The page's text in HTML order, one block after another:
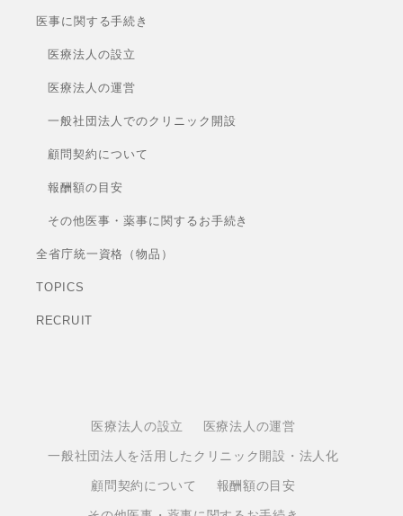
医事に関する手続き
医療法人の設立
医療法人の運営
一般社団法人でのクリニック開設
顧問契約について
報酬額の目安
その他医事・薬事に関するお手続き
全省庁統一資格（物品）
TOPICS
RECRUIT
医療法人の設立 医療法人の運営
一般社団法人を活用したクリニック開設・法人化
顧問契約について 報酬額の目安